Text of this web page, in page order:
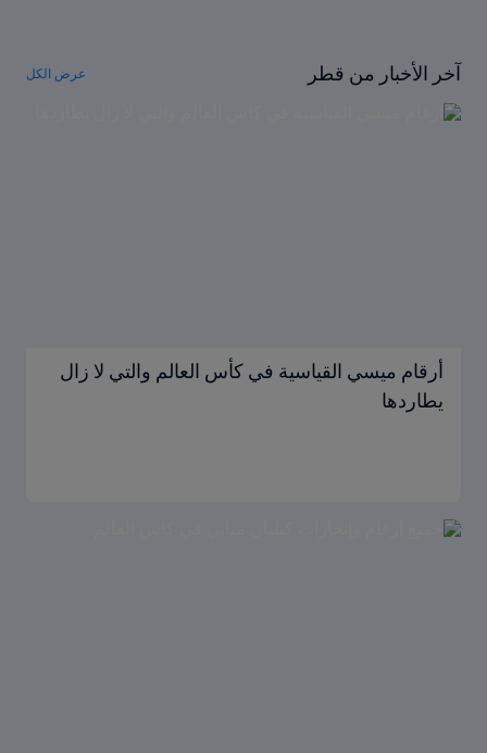
آخر الأخبار من قطر عرض الكل
أرقام ميسي القياسية في كأس العالم والتي لا زال
يطاردها